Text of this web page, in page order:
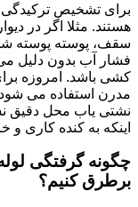
برای تشخیص ترکیدگی
هستند. مثلا اگر در
سقف، پوسته پوسته
فشار آب بدون دلیل می
کشی باشد. امروزه
مدرن استفاده می
نشتی یاب محل دقیق
اینکه به کنده کاری و
چگونه گرفتگی
برطرق کنیم؟